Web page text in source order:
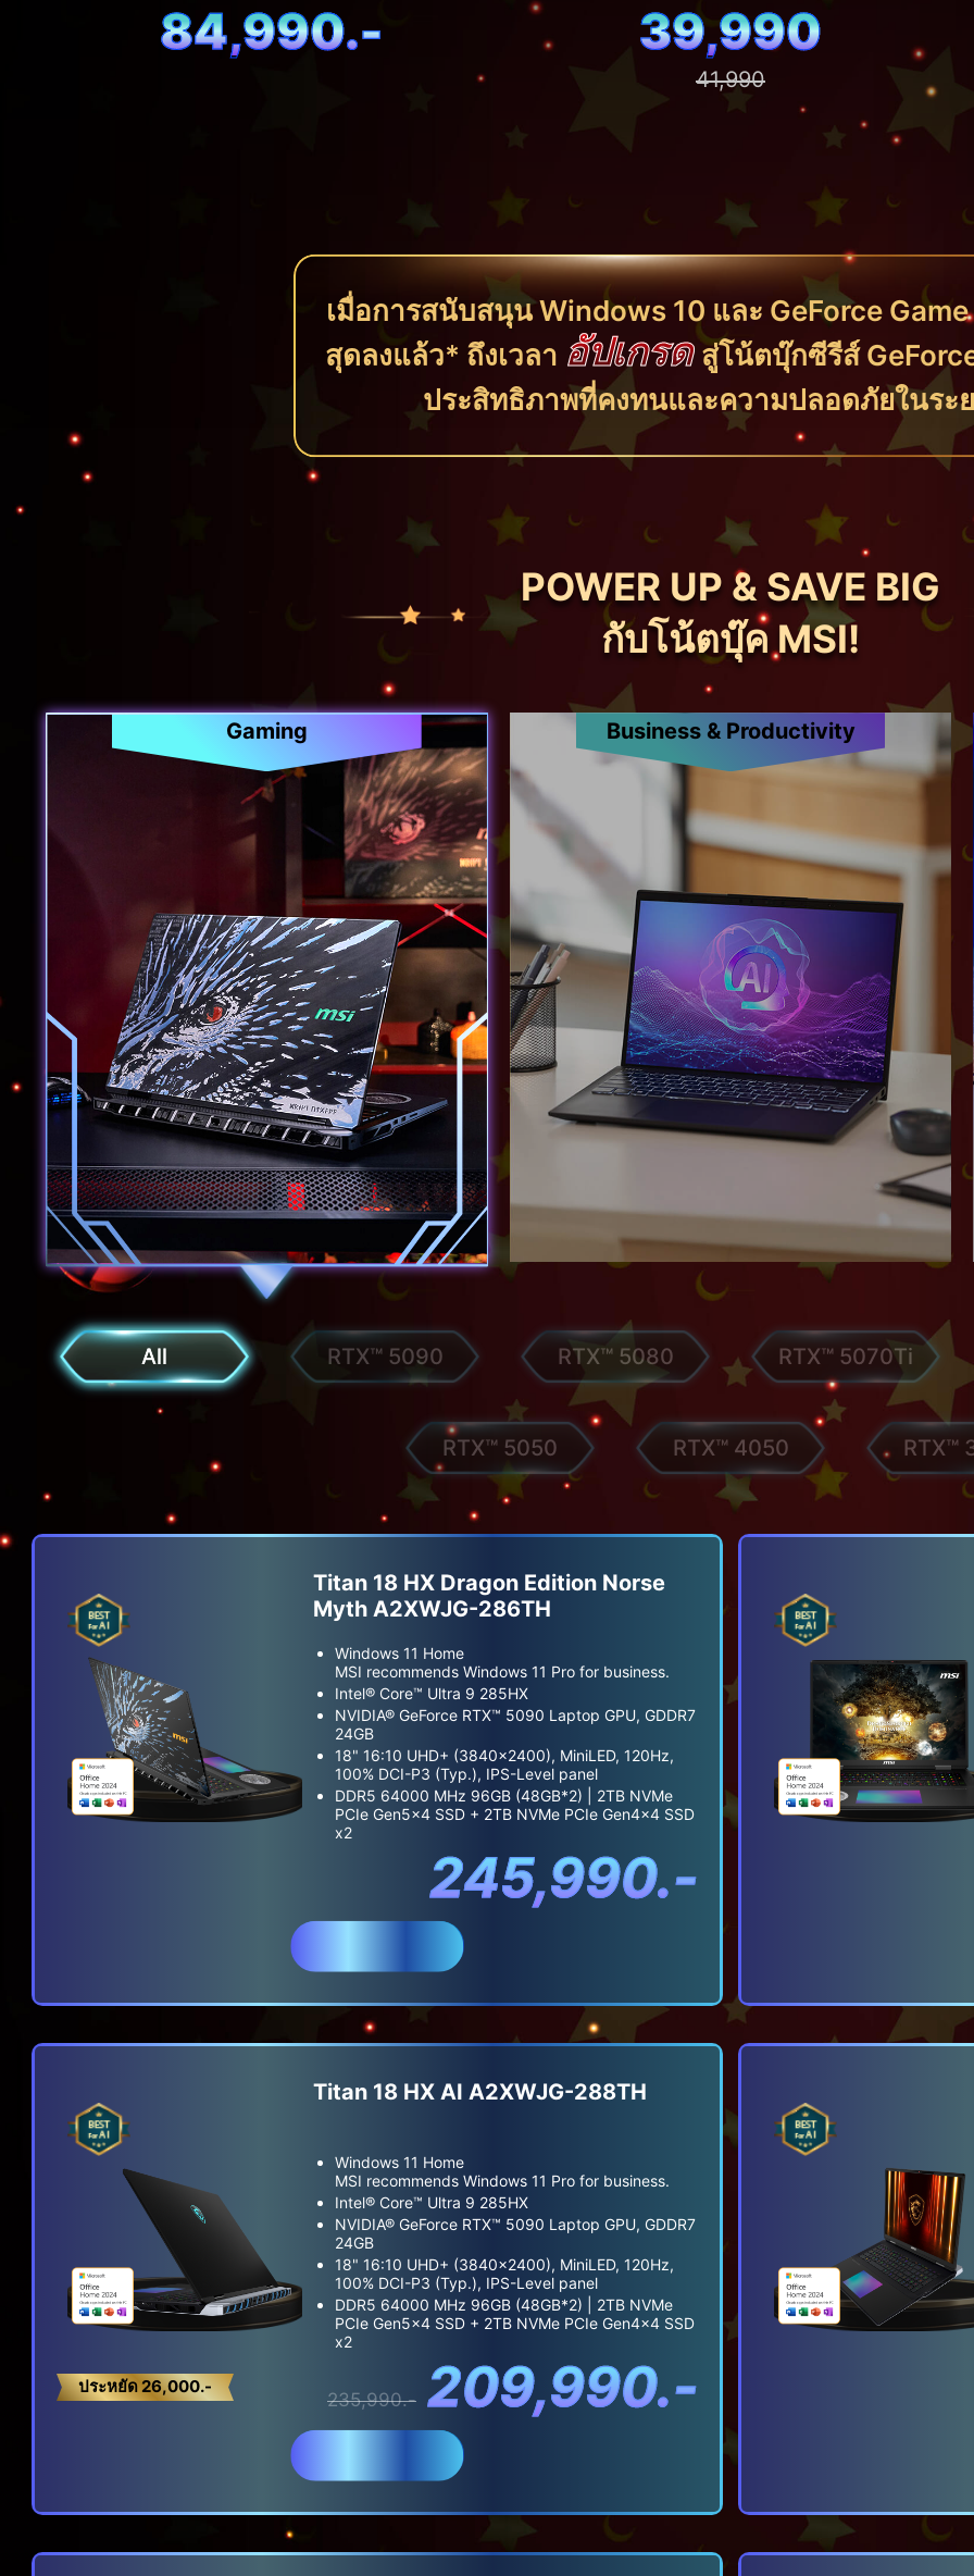
84,990.- 39,990
41,990
เมื่อการสนับสนุน Windows 10 และ GeForce
สุดลงแล้ว* ถึงเวลา อัปเกรดสู่โน้ตบุ๊กซีรีส์
ประสิทธิภาพที่คงทนและความปลอดภัยในระ
POWER UP & SAVE BIG
กับโน้ตบุ๊ค MSI!
Gaming Business & Productivity
All RTX™ 5090 RTX™ 5080 RTX™ 5070Ti
RTX™ 5050 RTX™ 4050 RTX™
Titan 18 HX Dragon Edition Norse
Myth A2XWJG-286TH
Windows 11 Home
MSI recommends Windows 11 Pro for business.
Intel® Core™ Ultra 9 285HX
NVIDIA® GeForce RTX™ 5090 Laptop GPU, GDDR7
24GB
18" 16:10 UHD+ (3840x2400), MiniLED, 120Hz,
100% DCI-P3 (Typ.), IPS-Level panel
DDR5 64000 MHz 96GB (48GB*2) | 2TB NVMe
PCIe Gen5x4 SSD + 2TB NVMe PCIe Gen4x4 SSD
x2
245,990.-
Titan 18 HX AI A2XWJG-288TH
Windows 11 Home
MSI recommends Windows 11 Pro for business.
Intel® Core™ Ultra 9 285HX
NVIDIA® GeForce RTX™ 5090 Laptop GPU, GDDR7
24GB
18" 16:10 UHD+ (3840x2400), MiniLED, 120Hz,
100% DCI-P3 (Typ.), IPS-Level panel
DDR5 64000 MHz 96GB (48GB*2) | 2TB NVMe
PCIe Gen5x4 SSD + 2TB NVMe PCIe Gen4x4 SSD
x2
ประหยัด 26,000.-
235,990.- 209,990.-